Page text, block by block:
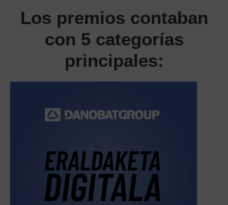
Los premios contaban
con 5 categorías
principales: